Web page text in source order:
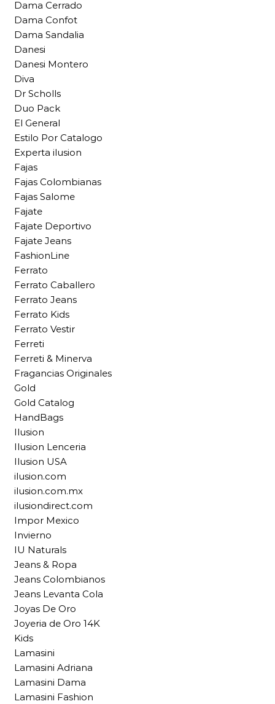
Dama Cerrado
Dama Confot
Dama Sandalia
Danesi
Danesi Montero
Diva
Dr Scholls
Duo Pack
El General
Estilo Por Catalogo
Experta ilusion
Fajas
Fajas Colombianas
Fajas Salome
Fajate
Fajate Deportivo
Fajate Jeans
FashionLine
Ferrato
Ferrato Caballero
Ferrato Jeans
Ferrato Kids
Ferrato Vestir
Ferreti
Ferreti & Minerva
Fragancias Originales
Gold
Gold Catalog
HandBags
Ilusion
Ilusion Lenceria
Ilusion USA
ilusion.com
ilusion.com.mx
ilusiondirect.com
Impor Mexico
Invierno
IU Naturals
Jeans & Ropa
Jeans Colombianos
Jeans Levanta Cola
Joyas De Oro
Joyeria de Oro 14K
Kids
Lamasini
Lamasini Adriana
Lamasini Dama
Lamasini Fashion